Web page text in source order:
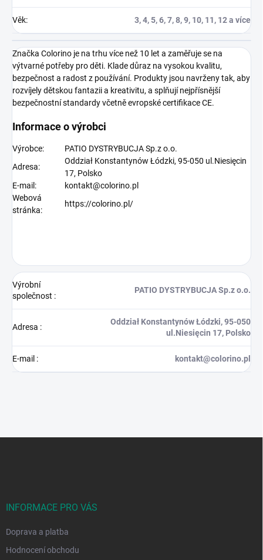
Věk: 3, 4, 5, 6, 7, 8, 9, 10, 11, 12 a více
Značka Colorino je na trhu více než 10 let a zaměřuje se na
výtvarné potřeby pro děti. Klade důraz na vysokou kvalitu,
bezpečnost a radost z používání. Produkty jsou navrženy tak, aby
rozvíjely dětskou fantazii a kreativitu, a splňují nejpřísnější
bezpečnostní standardy včetně evropské certifikace CE.
Informace o výrobci
Výrobce:
PATIO DYSTRYBUCJA Sp.z o.o.
Adresa:
Oddział Konstantynów Łódzki, 95-050 ul.Niesięcin
17, Polsko
E-mail:
kontakt@colorino.pl
Webová
stránka:
https://colorino.pl/
Výrobní
společnost :
PATIO DYSTRYBUCJA Sp.z o.o.
Adresa :
Oddział Konstantynów Łódzki, 95-050
ul.Niesięcin 17, Polsko
E-mail : kontakt@colorino.pl
INFORMACE PRO VÁS
Doprava a platba
Hodnocení obchodu